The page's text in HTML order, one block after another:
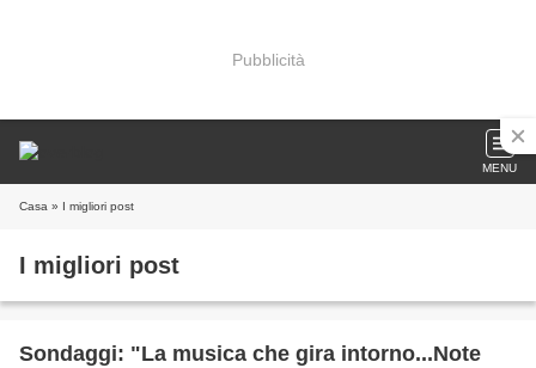
Pubblicità
MENU
Casa » I migliori post
I migliori post
Sondaggi: "La musica che gira intorno...Note